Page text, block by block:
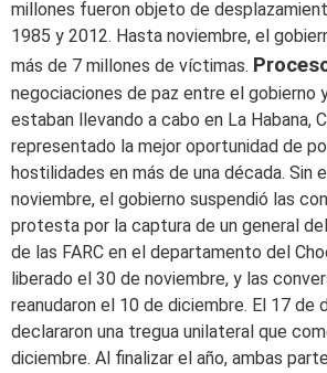
millones fueron objeto de
1985 y 2012. Hasta noviembre, el
más de 7 millones de víctimas.
negociaciones de paz entre el gobierno
estaban llevando a cabo en La Habana,
representado la mejor oportunidad de
hostilidades en más de una década. Sin
noviembre, el gobierno suspendió las
protesta por la captura de un general
de las FARC en el departamento del
liberado el 30 de noviembre, y las
reanudaron el 10 de diciembre. El 17 de
declararon una tregua unilateral que
diciembre. Al finalizar el año, ambas